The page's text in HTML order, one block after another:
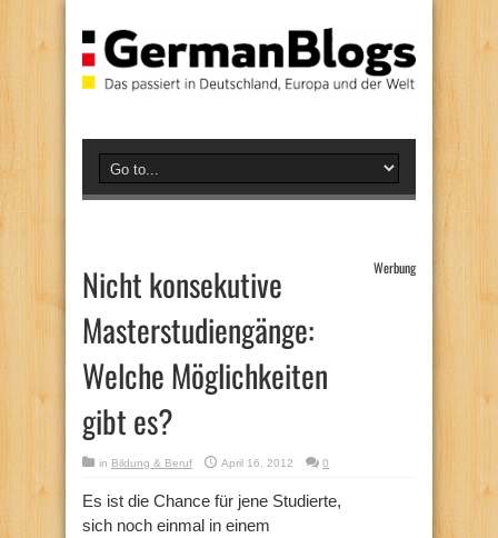
Nicht konsekutive
Masterstudiengänge:
Welche Möglichkeiten
gibt es?
Werbung
in Bildung & Beruf April 16, 2012 0
Es ist die Chance für jene Studierte,
sich noch einmal in einem